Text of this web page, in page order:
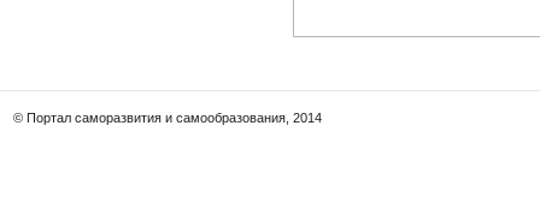
© Портал саморазвития и самообразования, 2014